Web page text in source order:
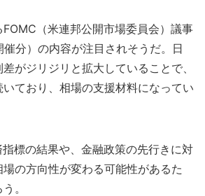
（米連邦公開市場委員会）議事
分）の内容が注目されそうだ。日
がジリジリと拡大していることで、
ており、相場の支援材料になってい
標の結果や、金融政策の先行きに対
の方向性が変わる可能性があるた
。